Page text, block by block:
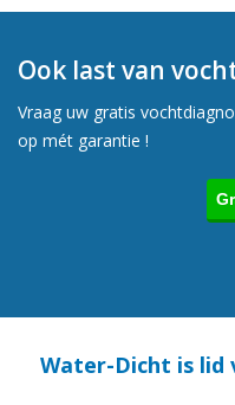
Ook last van
Vraag uw gratis
op mét garantie !
Water-Dicht is lid